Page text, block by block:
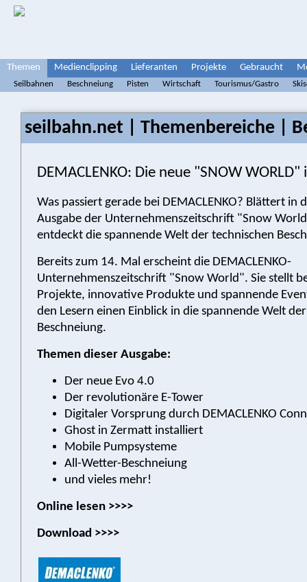
Themen Medienclipping Lieferanten Projekte Gebraucht
Seilbahnen Beschneiung Pisten Wirtschaft Tourismus/Gastro
seilbahn.net | Themenbereiche |
DEMACLENKO: Die neue "SNOW WORLD"
Was passiert gerade bei DEMACLENKO? Blättert in
Ausgabe der Unternehmenszeitschrift "Snow
entdeckt die spannende Welt der technischen
Bereits zum 14. Mal erscheint die DEMACLENKO-
Unternehmenszeitschrift "Snow World". Sie stellt
Projekte, innovative Produkte und spannende
den Lesern einen Einblick in die spannende Welt
Beschneiung.
Themen dieser Ausgabe:
Der neue Evo 4.0
Der revolutionäre E-Tower
Digitaler Vorsprung durch DEMACLENKO
Ghost in Zermatt installiert
Mobile Pumpsysteme
All-Wetter-Beschneiung
und vieles mehr!
Online lesen >>>>
Download >>>>